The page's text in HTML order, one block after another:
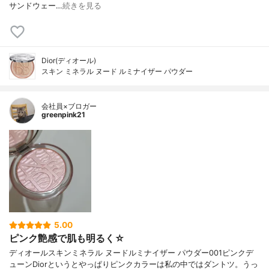
サンドウェー…続きを見る
Dior(ディオール)
スキン ミネラル ヌード ルミナイザー パウダー
会社員×ブロガー
greenpink21
5.00
ピンク艶感で肌も明るく☆
ディオールスキンミネラル ヌードルミナイザー パウダー001ピンクデ
ューンDiorというとやっぱりピンクカラーは私の中ではダントツ。うっ